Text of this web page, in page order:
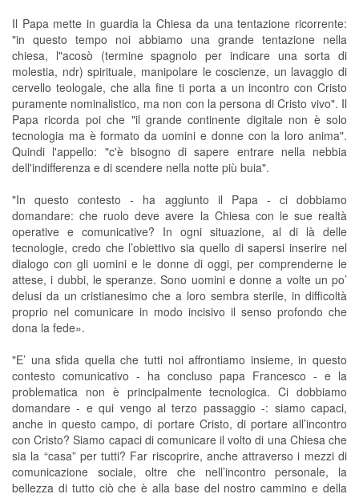
Il Papa mette in guardia la Chiesa da una tentazione ricorrente:
"in questo tempo noi abbiamo una grande tentazione nella
chiesa, l"acosò (termine spagnolo per indicare una sorta di
molestia, ndr) spirituale, manipolare le coscienze, un lavaggio di
cervello teologale, che alla fine ti porta a un incontro con Cristo
puramente nominalistico, ma non con la persona di Cristo vivo". Il
Papa ricorda poi che "il grande continente digitale non è solo
tecnologia ma è formato da uomini e donne con la loro anima".
Quindi l'appello: "c'è bisogno di sapere entrare nella nebbia
dell'indifferenza e di scendere nella notte più buia".
"In questo contesto - ha aggiunto il Papa - ci dobbiamo
domandare: che ruolo deve avere la Chiesa con le sue realtà
operative e comunicative? In ogni situazione, al di là delle
tecnologie, credo che l’obiettivo sia quello di sapersi inserire nel
dialogo con gli uomini e le donne di oggi, per comprenderne le
attese, i dubbi, le speranze. Sono uomini e donne a volte un po’
delusi da un cristianesimo che a loro sembra sterile, in difficoltà
proprio nel comunicare in modo incisivo il senso profondo che
dona la fede».
"E’ una sfida quella che tutti noi affrontiamo insieme, in questo
contesto comunicativo - ha concluso papa Francesco - e la
problematica non è principalmente tecnologica. Ci dobbiamo
domandare - e qui vengo al terzo passaggio -: siamo capaci,
anche in questo campo, di portare Cristo, di portare all’incontro
con Cristo? Siamo capaci di comunicare il volto di una Chiesa che
sia la “casa” per tutti? Far riscoprire, anche attraverso i mezzi di
comunicazione sociale, oltre che nell’incontro personale, la
bellezza di tutto ciò che è alla base del nostro cammino e della